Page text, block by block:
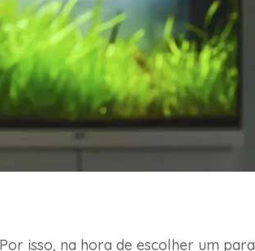
isso, na hora de escolher um para